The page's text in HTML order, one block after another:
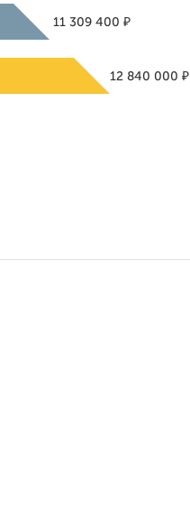
11 309 400₽
12 840 000₽